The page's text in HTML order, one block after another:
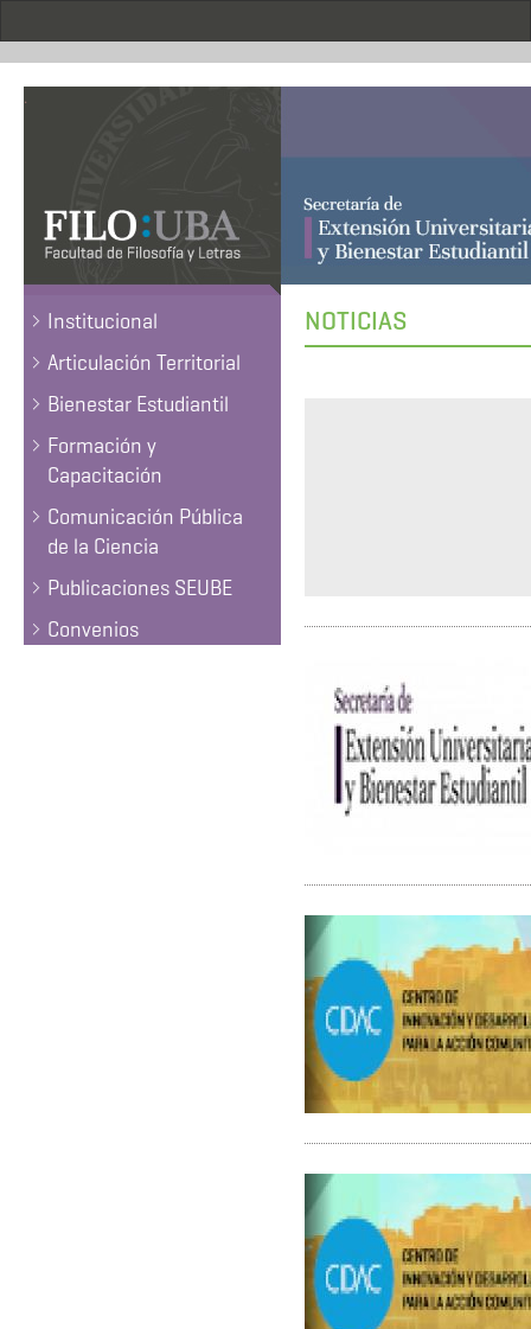
.
Institucional
Articulación Territorial
Bienestar Estudiantil
Formación y
Capacitación
Comunicación Pública
de la Ciencia
Publicaciones SEUBE
Convenios
NOTICIAS